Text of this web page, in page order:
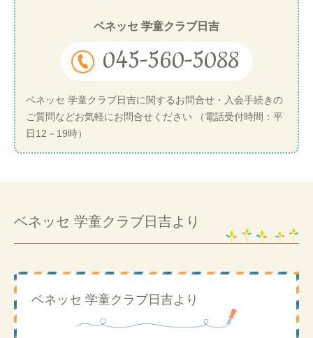
ベネッセ 学童クラブ日吉
045-560-5088
ベネッセ 学童クラブ日吉に関するお問合せ・入会手続きの
ご質問などお気軽にお問合せください （電話受付時間：平
日12－19時）
ベネッセ 学童クラブ日吉より
ベネッセ 学童クラブ日吉より